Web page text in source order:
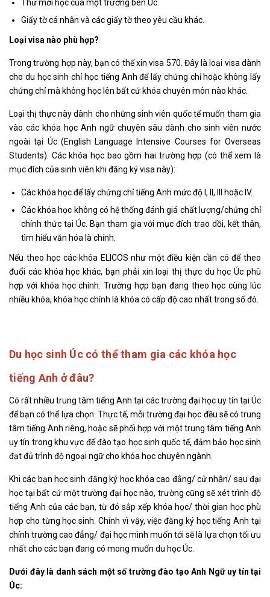
Thư mời học của một trường bên Úc.
Giấy tờ cá nhân và các giấy tờ theo yêu cầu khác.
Loại visa nào phù hợp?
Trong trường hợp này, bạn có thể xin visa 570. Đây là loại visa dành
cho du học sinh chỉ học tiếng Anh để lấy chứng chỉ hoặc không lấy
chứng chỉ mà không học lên bất cứ khóa chuyên môn nào khác.
Loại thị thực này dành cho những sinh viên quốc tế muốn tham gia
vào các khóa học Anh ngữ chuyên sâu dành cho sinh viên nước
ngoài tại Úc (English Language Intensive Courses for Overseas
Students). Các khóa học bao gồm hai trường hợp (có thể xem là
mục đích của sinh viên khi đăng ký visa này):
Các khóa học để lấy chứng chỉ tiếng Anh mức độ I, II, III hoặc IV.
Các khóa học không có hệ thống đánh giá chất lượng/chứng chỉ
chính thức tại Úc. Bạn tham gia với mục đích trao dồi, kết thân,
tìm hiểu văn hóa là chính.
Nếu theo học các khóa ELICOS như một điều kiện cần có để theo
đuổi các khóa học khác, bạn phải xin loại thị thực du học Úc phù
hợp với khóa học chính. Trường hợp bạn đang theo học cùng lúc
nhiều khóa, khóa học chính là khóa có cấp độ cao nhất trong số đó.
Du học sinh Úc có thể tham gia các khóa học
tiếng Anh ở đâu?
Có rất nhiều trung tâm tiếng Anh tại các trường đại học uy tín tại Úc
để bạn có thể lựa chọn. Thực tế, mỗi trường đại học đều sẽ có trung
tâm tiếng Anh riêng, hoặc sẽ phối hợp với một trung tâm tiếng Anh
uy tín trong khu vực để đào tạo học sinh quốc tế, đảm bảo học sinh
đạt đủ trình độ ngoại ngữ cho khóa học chuyên ngành.
Khi các bạn học sinh đăng ký học khóa cao đẳng/ cử nhân/ sau đại
học tại bất cứ một trường đại học nào, trường cũng sẽ xét trình độ
tiếng Anh của các bạn, từ đó sắp xếp khóa học/ thời gian học phù
hợp cho từng học sinh. Chính vì vậy, việc đăng ký học tiếng Anh tại
chính trường cao đẳng/ đại học mình muốn tới sẽ là lựa chọn tối ưu
nhất cho các bạn đang có mong muốn du học Úc.
Dưới đây là danh sách một số trường đào tạo Anh Ngữ uy tín tại
Úc: